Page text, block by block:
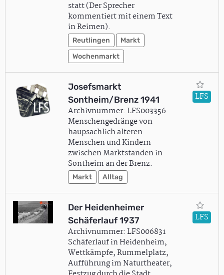
statt (Der Sprecher
kommentiert mit einem Text
in Reimen).
Reutlingen
Markt
Wochenmarkt
Josefsmarkt
Sontheim/Brenz 1941
Archivnummer: LFS003356
Menschengedränge von
haupsächlich älteren
Menschen und Kindern
zwischen Marktständen in
Sontheim an der Brenz.
Markt Alltag
LFS
Der Heidenheimer
Schäferlauf 1937
Archivnummer: LFS006831
Schäferlauf in Heidenheim,
Wettkämpfe, Rummelplatz,
Aufführung im Naturtheater,
LFS